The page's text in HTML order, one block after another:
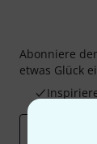
Abonniere
etwas Glück